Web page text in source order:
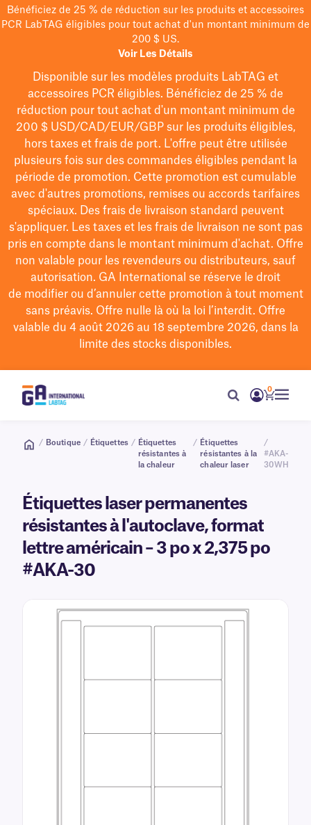
Bénéficiez de 25 % de réduction sur les produits et accessoires
PCR LabTAG éligibles pour tout achat d'un montant minimum de
200 $ US.
Voir Les Détails
Disponible sur les modèles produits LabTAG et
accessoires PCR éligibles. Bénéficiez de 25 % de
réduction pour tout achat d'un montant minimum de
200 $USD/CAD/EUR/GBPsur les produits éligibles,
hors taxes et frais de port. L'offre peut être utilisée
plusieurs fois sur des commandes éligibles pendant la
période de promotion. Cette promotion est cumulable
avec d'autres promotions, remises ou accords tarifaires
spéciaux. Des frais de livraison standard peuvent
s'appliquer. Les taxes et les frais de livraison ne sont pas
pris en compte dans le montant minimum d'achat. Offre
non valable pour les revendeurs ou distributeurs, sauf
autorisation. GA International se réserve le droit
de modifierou d’annuler cette promotion à tout moment
sans préavis. Offre nulle là où la loi l’interdit. Offre
valable du 4 août 2026 au 18 septembre 2026, dans la
limite des stocks disponibles.
0
/ Boutique / Étiquettes / Étiquettes
résistantes à
la chaleur
/ Étiquettes
résistantes à la
chaleur laser
/
#AKA-
30WH
Étiquettes laser permanentes
résistantes à l'autoclave, format
lettre américain – 3 po x 2,375 po
#AKA-30